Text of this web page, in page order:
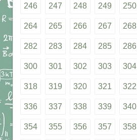
246 247 248 249 250
264 265 266 267 268
282 283 284 285 286
300 301 302 303 304
318 319 320 321 322
336 337 338 339 340
354 355 356 357 358